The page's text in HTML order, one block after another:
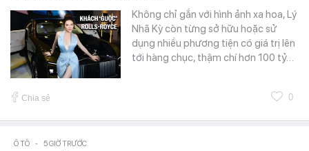
Không chỉ gắn với hình ảnh xa hoa, Lý
Nhã Kỳ còn từng sở hữu hoặc sử
dụng nhiều phương tiện có giá trị lên
tới hàng chục, thậm chí hơn 100 tỷ…
Chia sẻ 0
Ô TÔ - 5 GIỜ TRƯỚC